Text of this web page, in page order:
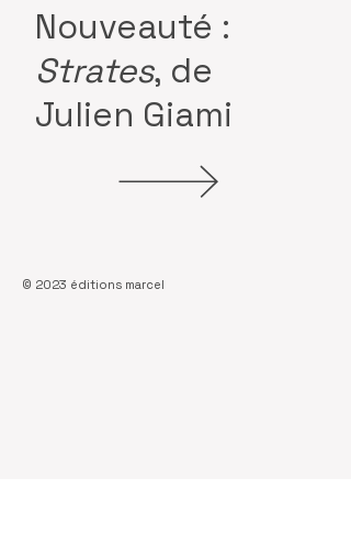
Nouveauté :
Strates, de
Julien Giami
© 2023 éditions marcel